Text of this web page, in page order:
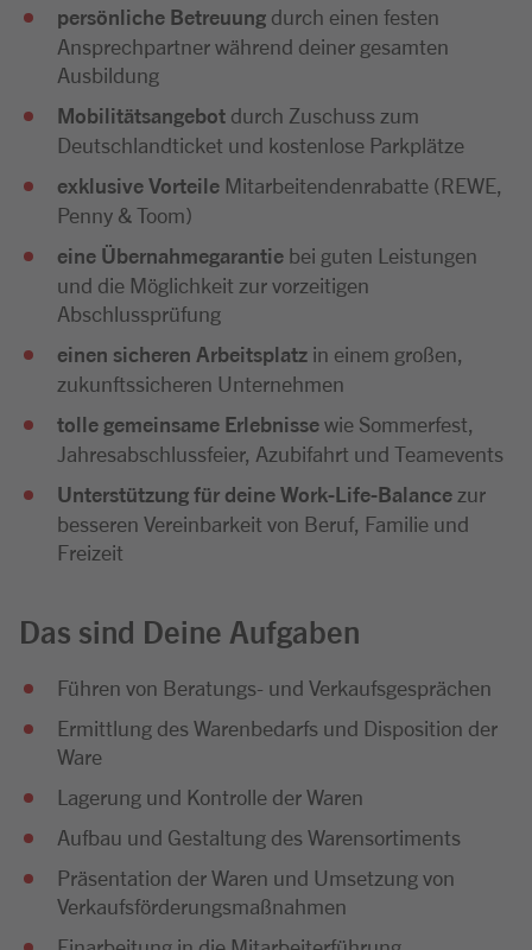
persönliche Betreuung durch einen festen
Ansprechpartner während deiner gesamten
Ausbildung
Mobilitätsangebot durch Zuschuss zum
Deutschlandticket und kostenlose Parkplätze
exklusive Vorteile Mitarbeitendenrabatte (REWE,
Penny & Toom)
eine Übernahmegarantie bei guten Leistungen
und die Möglichkeit zur vorzeitigen
Abschlussprüfung
einen sicheren Arbeitsplatz in einem großen,
zukunftssicheren Unternehmen
tolle gemeinsame Erlebnissewie Sommerfest,
Jahresabschlussfeier, Azubifahrt und Teamevents
Unterstützung für deine Work-Life-Balance zur
besseren Vereinbarkeit von Beruf, Familie und
Freizeit
Das sind Deine Aufgaben
Führen von Beratungs- und Verkaufsgesprächen
Ermittlung des Warenbedarfs und Disposition der
Ware
Lagerung und Kontrolle der Waren
Aufbau und Gestaltung des Warensortiments
Präsentation der Waren und Umsetzung von
Verkaufsförderungsmaßnahmen